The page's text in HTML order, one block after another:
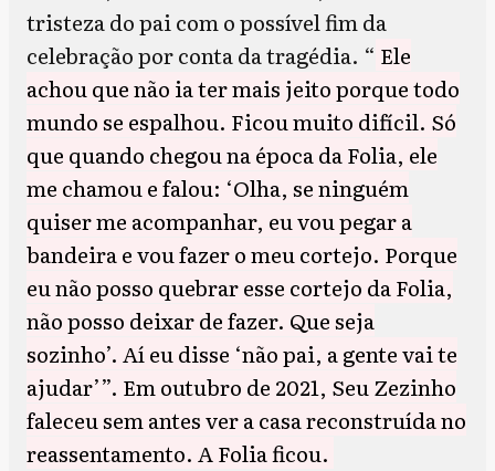
tristeza do pai com o possível fim da
celebração por conta da tragédia. “ Ele
achou que não ia ter mais jeito porque todo
mundo se espalhou. Ficou muito difícil. Só
que quando chegou na época da Folia, ele
me chamou e falou: ‘Olha, se ninguém
quiser me acompanhar, eu vou pegar a
bandeira e vou fazer o meu cortejo. Porque
eu não posso quebrar esse cortejo da Folia,
não posso deixar de fazer. Que seja
sozinho’. Aí eu disse ‘não pai, a gente vai te
ajudar’”. Em outubro de 2021, Seu Zezinho
faleceu sem antes ver a casa reconstruída no
reassentamento. A Folia ficou.